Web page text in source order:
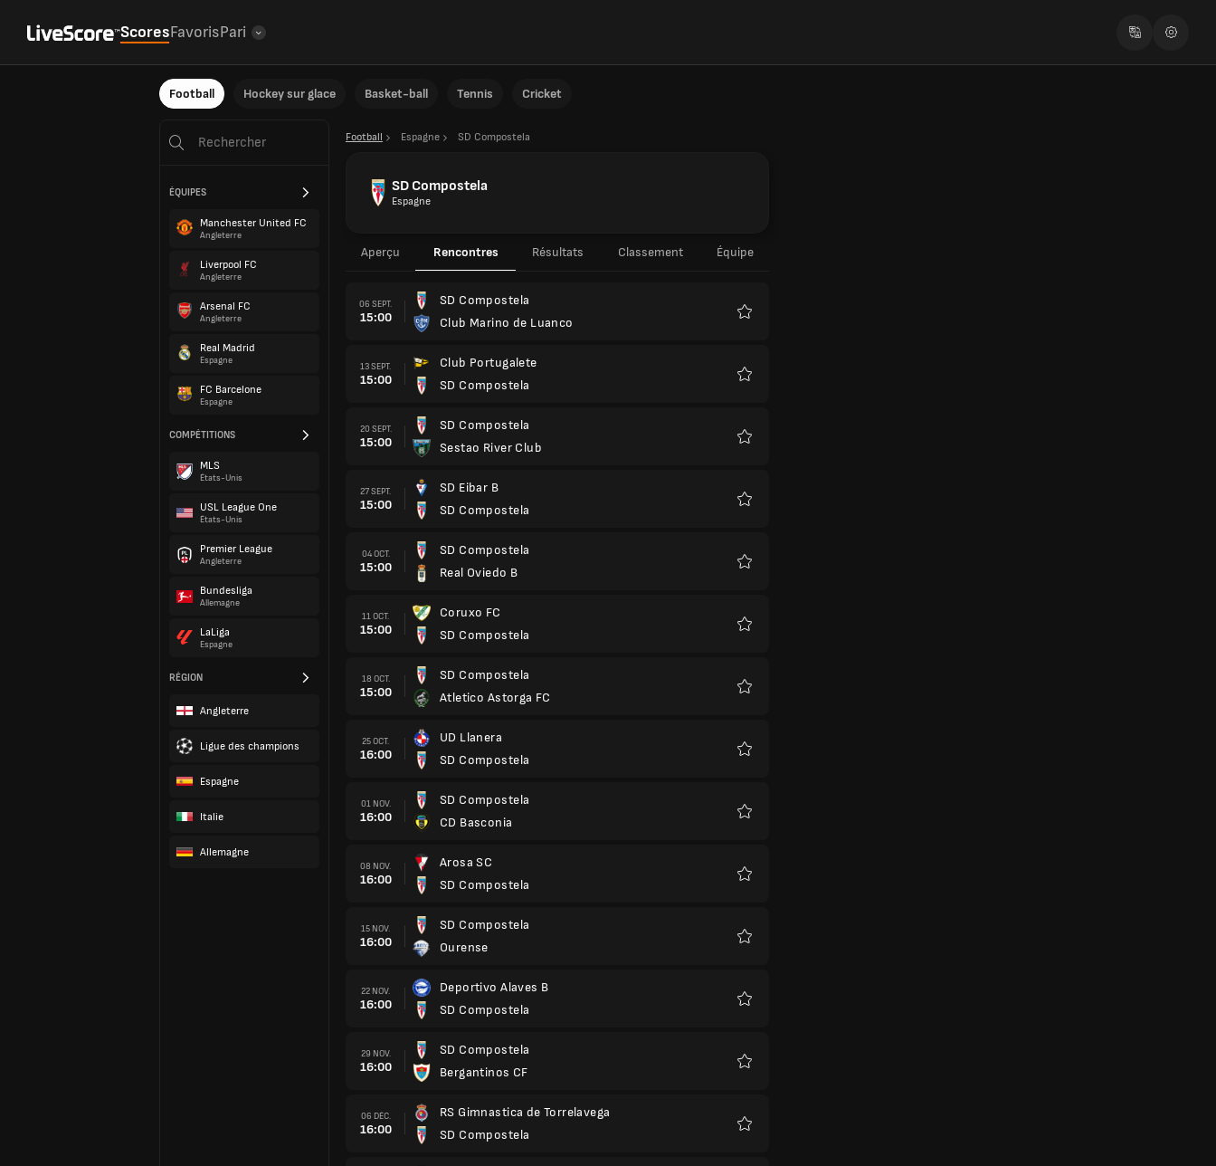
ScoresFavorisPari
Football Hockey sur glace Basket-ball Tennis Cricket
ÉQUIPES
Manchester United FC
Angleterre
Liverpool FC
Angleterre
Arsenal FC
Angleterre
Real Madrid
Espagne
FC Barcelone
Espagne
COMPÉTITIONS
MLS
États-Unis
USL League One
États-Unis
Premier League
Angleterre
Bundesliga
Allemagne
LaLiga
Espagne
RÉGION
Angleterre
Ligue des champions
Espagne
Italie
Allemagne
Football Espagne SD Compostela
SD Compostela
Espagne
Aperçu Rencontres Résultats Classement Équipe
06 SEPT.
15:00
SD Compostela
Club Marino de Luanco
13 SEPT.
15:00
Club Portugalete
SD Compostela
20 SEPT.
15:00
SD Compostela
Sestao River Club
27 SEPT.
15:00
SD Eibar B
SD Compostela
04 OCT.
15:00
SD Compostela
Real Oviedo B
11 OCT.
15:00
Coruxo FC
SD Compostela
18 OCT.
15:00
SD Compostela
Atletico Astorga FC
25 OCT.
16:00
UD Llanera
SD Compostela
01 NOV.
16:00
SD Compostela
CD Basconia
08 NOV.
16:00
Arosa SC
SD Compostela
15 NOV.
16:00
SD Compostela
Ourense
22 NOV.
16:00
Deportivo Alaves B
SD Compostela
29 NOV.
16:00
SD Compostela
Bergantinos CF
06 DÉC.
16:00
RS Gimnastica de Torrelavega
SD Compostela